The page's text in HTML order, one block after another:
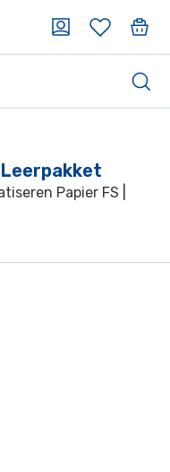
Leerpakket
Papier FS |